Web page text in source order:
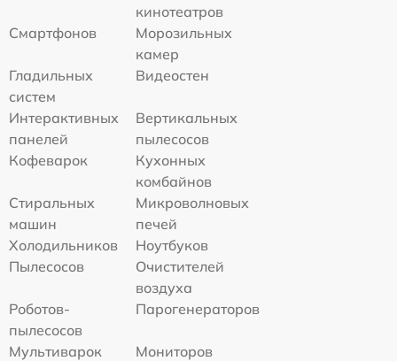
кинотеатров
Смартфонов
Морозильных
камер
Гладильных
систем
Видеостен
Интерактивных
панелей
Вертикальных
пылесосов
Кофеварок
Кухонных
комбайнов
Стиральных
машин
Микроволновых
печей
Холодильников
Ноутбуков
Пылесосов
Очистителей
воздуха
Роботов-
пылесосов
Парогенераторов
Мультиварок
Мониторов